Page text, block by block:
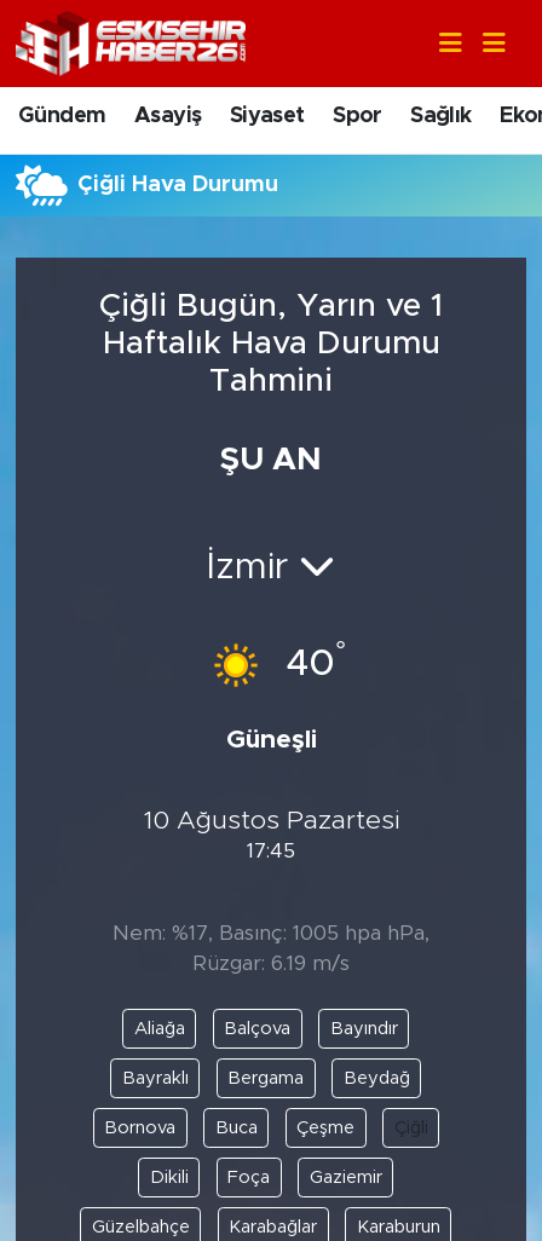
Gündem Asayiş Siyaset Spor Sağlık
Çiğli Hava Durumu
Çiğli Bugün, Yarın ve 1
Haftalık Hava Durumu
Tahmini
ŞU AN
İzmir
40°
Güneşli
10 Ağustos Pazartesi
17:45
Nem: %17, Basınç: 1005 hpa hPa,
Rüzgar: 6.19 m/s
Aliağa Balçova Bayındır
Bayraklı Bergama Beydağ
Bornova Buca Çeşme Çiğli
Dikili Foça Gaziemir
Güzelbahçe Karabağlar Karaburun
Gündem
Asayiş
Siyaset
Sağlık
Nöbetçi Eczaneler
Hava Durumu
Trafik Durumu
Tüm Manşetler